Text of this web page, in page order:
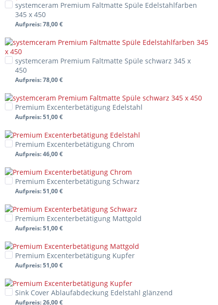
systemceram Premium Faltmatte Spüle Edelstahlfarben
345 x 450
Aufpreis: 78,00 €
systemceram Premium Faltmatte Spüle schwarz 345 x
450
Aufpreis: 78,00 €
Premium Excenterbetätigung Edelstahl
Aufpreis: 51,00 €
Premium Excenterbetätigung Chrom
Aufpreis: 46,00 €
Premium Excenterbetätigung Schwarz
Aufpreis: 51,00 €
Premium Excenterbetätigung Mattgold
Aufpreis: 51,00 €
Premium Excenterbetätigung Kupfer
Aufpreis: 51,00 €
Sink Cover Ablaufabdeckung Edelstahl glänzend
Aufpreis: 26,00 €